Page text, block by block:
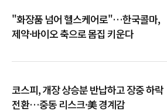
"화장품 넘어 헬스케어로"…한국콜마,
제약·바이오 축으로 몸집 키운다
코스피, 개장 상승분 반납하고 장중 하락
전환…중동 리스크·美 경계감